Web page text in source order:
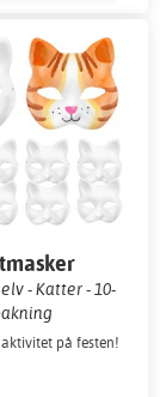
- Katter - 10-
på festen!